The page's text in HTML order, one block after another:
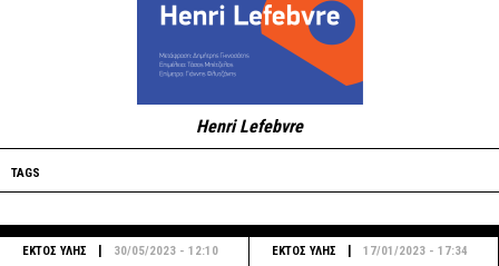
Henri Lefebvre
TAGS
ΕΚΤΟΣ ΥΛΗΣ 30/05/2023 - 12:10 ΕΚΤΟΣ ΥΛΗΣ 17/01/2023 - 17:34